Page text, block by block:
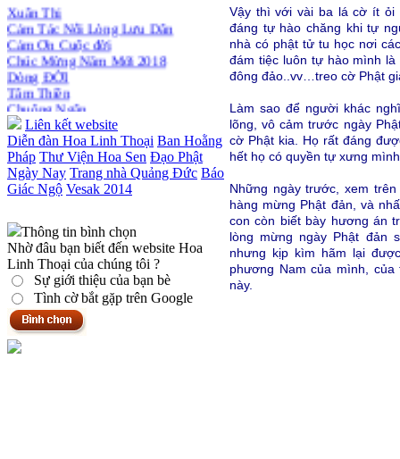
Người bận rộn
Cảm Tác Nỗi Lòng Lưu Dân
Cảm Ơn Cuộc đời
Chúc Mừng Năm Mới 2018
Dòng ĐỜI
Tâm Thiền
Chuông Ngân
Kính mừng Phật Đản
Anh không chết đâu em
Kiếp này
Liên kết website
Diễn đàn Hoa Linh Thoại Ban Hoằng
Pháp Thư Viện Hoa Sen Đạo Phật
Ngày Nay Trang nhà Quảng Đức Báo
Giác Ngộ Vesak 2014
Thông tin bình chọn
Nhờ đâu bạn biết đến website Hoa
Linh Thoại của chúng tôi ?
Sự giới thiệu của bạn bè
Tình cờ bắt gặp trên Google
Vậy thì với vài ba lá cờ ít ỏi
đáng tự hào chăng khi tự
nhà có phật tử tu học nơi
đám tiệc luôn tự hào mình
đông đảo..vv…treo cờ Phật
Làm sao để người khác
lõng, vô cảm trước ngày
cờ Phật kia. Họ rất đáng
hết họ có quyền tự xưng
Những ngày trước, xem
hàng mừng Phật đản, và
con còn biết bày hương án
lòng mừng ngày Phật đản
nhưng kịp kìm hãm lại
phương Nam của mình,
này.